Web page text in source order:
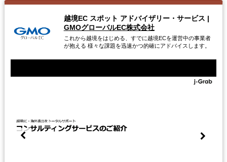
越境EC スポット アドバイザリー・サービス |
GMOグローバルEC株式会社
これから越境をはじめる、すでに越境ECを運営中の事業者
が抱える 様々な課題を迅速かつ的確にアドバイスします。